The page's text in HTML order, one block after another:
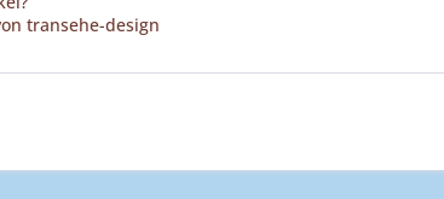
transehe-design